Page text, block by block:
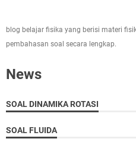
blog belajar fisika yang berisi materi
pembahasan soal secara lengkap.
News
SOAL DINAMIKA ROTASI
SOAL FLUIDA